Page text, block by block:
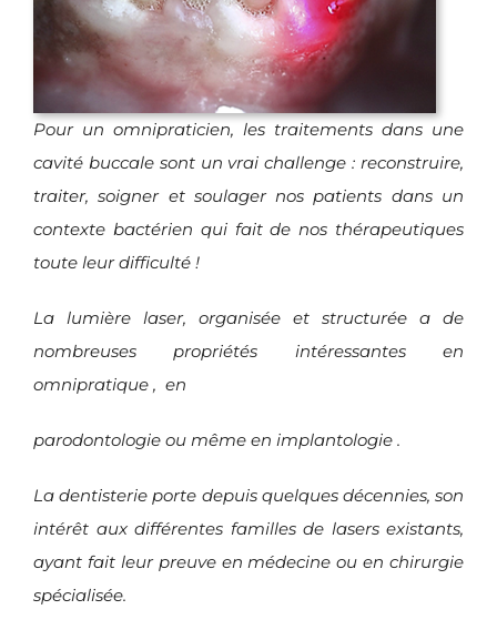
Pour un omnipraticien, les traitements dans une
cavité buccale sont un vrai challenge : reconstruire,
traiter, soigner et soulager nos patients dans un
contexte bactérien qui fait de nos thérapeutiques
toute leur difficulté !
La lumière laser, organisée et structurée a de
nombreuses propriétés intéressantes en
omnipratique , en
parodontologie ou même en implantologie .
La dentisterie porte depuis quelques décennies, son
intérêt aux différentes familles de lasers existants,
ayant fait leur preuve en médecine ou en chirurgie
spécialisée.